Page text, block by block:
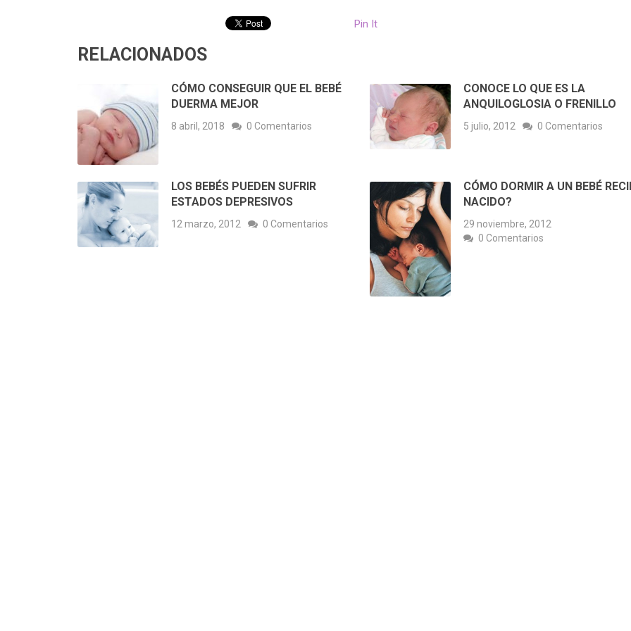
Pin It
RELACIONADOS
CÓMO CONSEGUIR QUE EL BEBÉ
DUERMA MEJOR
8 abril, 2018 0 Comentarios
CONOCE LO QUE ES LA
ANQUILOGLOSIA O FRENILLO
5 julio, 2012 0 Comentarios
LOS BEBÉS PUEDEN SUFRIR
ESTADOS DEPRESIVOS
12 marzo, 2012 0 Comentarios
CÓMO DORMIR A UN BEBÉ
NACIDO?
29 noviembre, 2012
0 Comentarios